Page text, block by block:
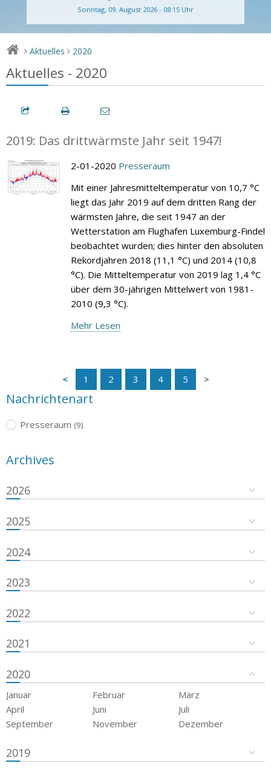
Sonntag, 09. August 2026 - 08:15 Uhr
> Aktuelles > 2020
Aktuelles - 2020
2019: Das drittwärmste Jahr seit 1947!
2-01-2020 Presseraum
Mit einer Jahresmitteltemperatur von 10,7 °C
liegt das Jahr 2019 auf dem dritten Rang der
wärmsten Jahre, die seit 1947 an der
Wetterstation am Flughafen Luxemburg-Findel
beobachtet wurden; dies hinter den absoluten
Rekordjahren 2018 (11,1 °C) und 2014 (10,8
°C). Die Mitteltemperatur von 2019 lag 1,4 °C
über dem 30-jährigen Mittelwert von 1981-
2010 (9,3 °C).
Mehr Lesen
1 2 3 4 5
Nachrichtenart
Presseraum (9)
Archives
2026
2025
2024
2023
2022
2021
2020
Januar Februar
März
April
Juni
Juli
September
November Dezember
2019